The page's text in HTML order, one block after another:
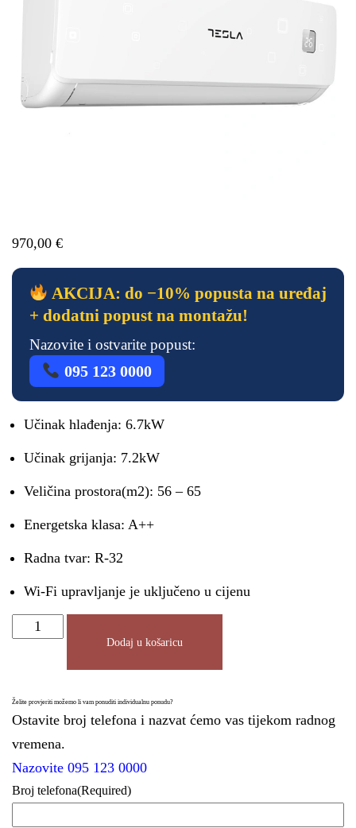
970,00 €
AKCIJA: do −10% popusta na uređaj
+ dodatni popust na montažu!
Nazovite i ostvarite popust:
095 123 0000
Učinak hlađenja: 6.7kW
Učinak grijanja: 7.2kW
Veličina prostora(m2): 56 – 65
Energetska klasa: A++
Radna tvar: R-32
Wi-Fi upravljanje je uključeno u cijenu
Dodaj u košaricu
Želite provjeriti možemo li vam ponuditi individualnu ponudu?
Ostavite broj telefona i nazvat ćemo vas tijekom radnog
vremena.
Nazovite 095 123 0000
Broj telefona(Required)